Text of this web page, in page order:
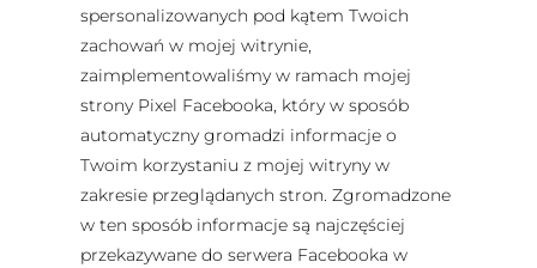
spersonalizowanych pod kątem Twoich
zachowań w mojej witrynie,
zaimplementowaliśmy w ramach mojej
strony Pixel Facebooka, który w sposób
automatyczny gromadzi informacje o
Twoim korzystaniu z mojej witryny w
zakresie przeglądanych stron. Zgromadzone
w ten sposób informacje są najczęściej
przekazywane do serwera Facebooka w